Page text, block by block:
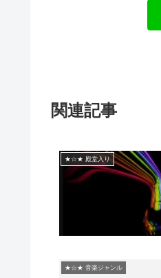
関連記事
★☆★ 殿堂入り
★☆★ 音楽ジャンル